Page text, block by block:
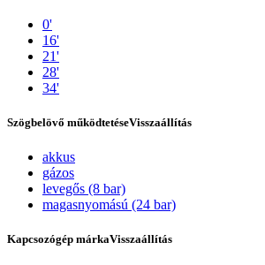
0'
16'
21'
28'
34'
Szögbelövő működtetéseVisszaállítás
akkus
gázos
levegős (8 bar)
magasnyomású (24 bar)
Kapcsozógép márkaVisszaállítás